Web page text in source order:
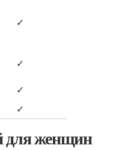
✓
✓
✓
✓
для женщин